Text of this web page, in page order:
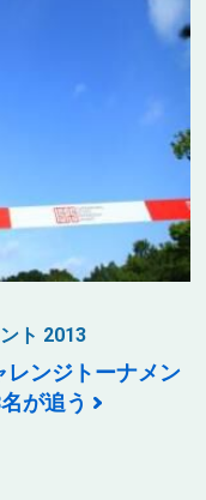
ト 2013
レンジトーナメン
が追う